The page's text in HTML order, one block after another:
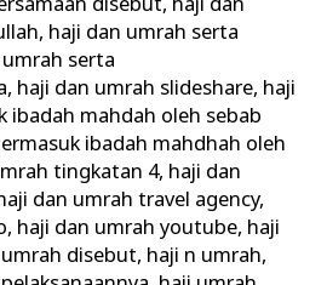
disebut, haji dan
, haji dan umrah serta
serta
, haji dan umrah slideshare, haji
ibadah mahdah oleh sebab
ibadah mahdhah oleh
tingkatan 4, haji dan
dan umrah travel agency,
, haji dan umrah youtube, haji
disebut, haji n umrah,